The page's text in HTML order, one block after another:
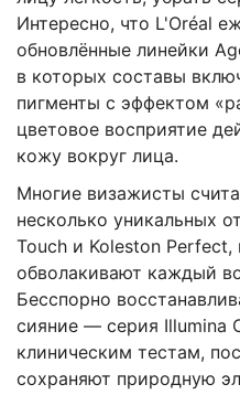
Интересно, что L'Oréal
обновлённые линейки
в которых составы
пигменты с эффектом
цветовое восприятие
кожу вокруг лица.
Многие визажисты
несколько уникальных
Touch и Koleston Perfect,
обволакивают каждый
Бесспорно
сияние — серия Illumina
клиническим тестам,
сохраняют природную